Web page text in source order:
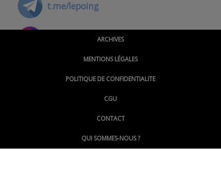
t.me/lepoing
@montpellierpoinginfo
@LePoingMontpellier
ARCHIVES
MENTIONS LÉGALES
POLITIQUE DE CONFIDENTIALITE
CGU
CONTACT
QUI SOMMES-NOUS ?